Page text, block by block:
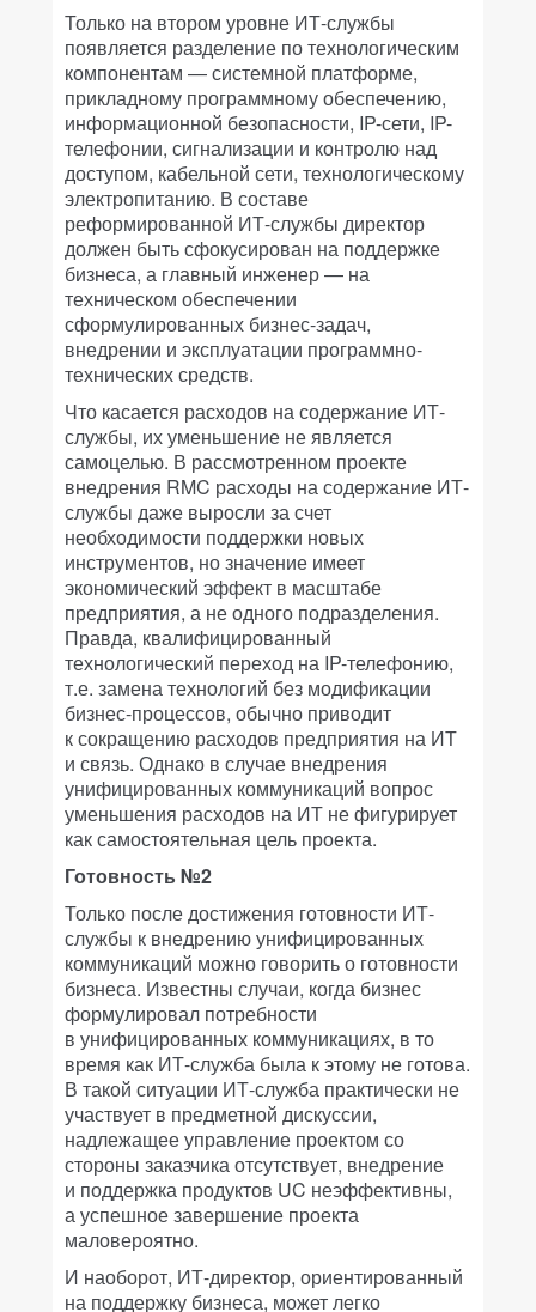
Только на втором уровне ИТ-службы
появляется разделение по технологическим
компонентам — системной платформе,
прикладному программному обеспечению,
информационной безопасности, IP-сети, IP-
телефонии, сигнализации и контролю над
доступом, кабельной сети, технологическому
электропитанию. В составе
реформированной ИТ-службы директор
должен быть сфокусирован на поддержке
бизнеса, а главный инженер — на
техническом обеспечении
сформулированных бизнес-задач,
внедрении и эксплуатации программно-
технических средств.
Что касается расходов на содержание ИТ-
службы, их уменьшение не является
самоцелью. В рассмотренном проекте
внедрения RMC расходы на содержание ИТ-
службы даже выросли за счет
необходимости поддержки новых
инструментов, но значение имеет
экономический эффект в масштабе
предприятия, а не одного подразделения.
Правда, квалифицированный
технологический переход на IP-телефонию,
т.е. замена технологий без модификации
бизнес-процессов, обычно приводит
к сокращению расходов предприятия на ИТ
и связь. Однако в случае внедрения
унифицированных коммуникаций вопрос
уменьшения расходов на ИТ не фигурирует
как самостоятельная цель проекта.
Готовность №2
Только после достижения готовности ИТ-
службы к внедрению унифицированных
коммуникаций можно говорить о готовности
бизнеса. Известны случаи, когда бизнес
формулировал потребности
в унифицированных коммуникациях, в то
время как ИТ-служба была к этому не готова.
В такой ситуации ИТ-служба практически не
участвует в предметной дискуссии,
надлежащее управление проектом со
стороны заказчика отсутствует, внедрение
и поддержка продуктов UC неэффективны,
а успешное завершение проекта
маловероятно.
И наоборот, ИТ-директор, ориентированный
на поддержку бизнеса, может легко